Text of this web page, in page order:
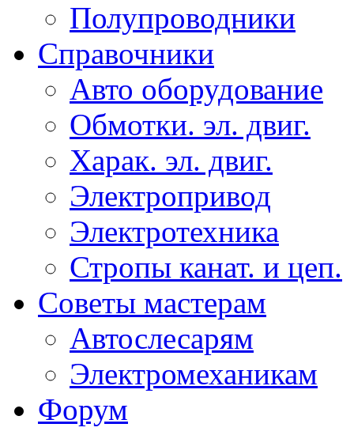
Полупроводники
Справочники
Авто оборудование
Обмотки. эл. двиг.
Харак. эл. двиг.
Электропривод
Электротехника
Стропы канат. и цеп.
Советы мастерам
Автослесарям
Электромеханикам
Форум